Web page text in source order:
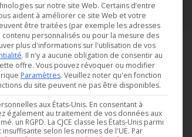
sur notre site Web. Certains d’entre
aident à améliorer ce site Web et votre
être traitées (par exemple les adresses
personnalisés ou pour la mesure des
plus d'informations sur l'utilisation de vos
. Il n'y a aucune obligation de consentir au
offre. Vous pouvez révoquer ou modifier
Paramètres. Veuillez noter qu'en fonction
du site peuvent ne pas être disponibles.
aux États-Unis. En consentant à
également au traitement de vos données aux
un RGPD. La CJCE classe les États-Unis parmi
selon les normes de l'UE. Par